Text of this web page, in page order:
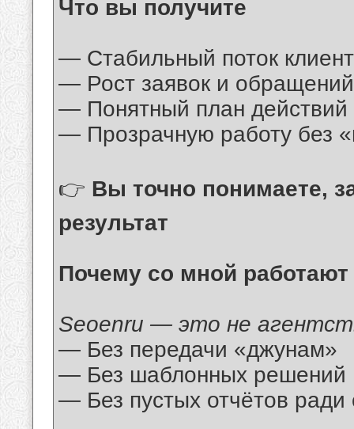
Что вы получите
— Стабильный поток
— Рост заявок и обращений
— Понятный план действий
— Прозрачную работу без
👉 Вы точно понимаете,
результат
Почему со мной работают
Seoenru — это не
— Без передачи «джунам»
— Без шаблонных решений
— Без пустых отчётов ради